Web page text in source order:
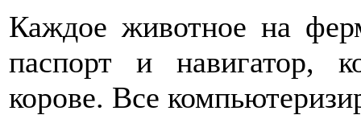
Каждое животное на
паспорт и навигатор,
корове. Все